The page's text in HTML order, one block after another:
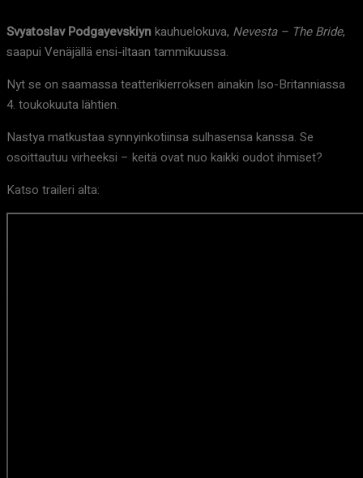
Svyatoslav Podgayevskiynkauhuelokuva, Nevesta – The Bride,
saapui Venäjällä ensi-iltaan tammikuussa.
Nyt se on saamassa teatterikierroksen ainakin Iso-Britanniassa
4. toukokuuta lähtien.
Nastya matkustaa synnyinkotiinsa sulhasensa kanssa. Se
osoittautuu virheeksi – keitä ovat nuo kaikki oudot ihmiset?
Katso traileri alta: